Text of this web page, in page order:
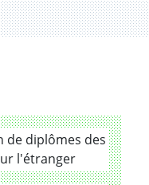
diplômes des
l'étranger